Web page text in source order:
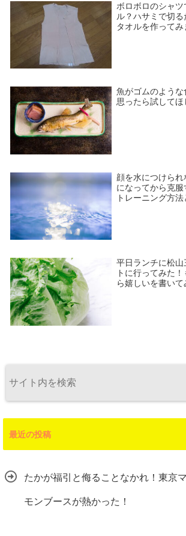
ボロボロのシャ
ル？ハサミで切
タオルを作ってみ
魚がゴムのような
思ったら試してほ
顔を水につけられ
になってから克
トレーニング方法
平日ランチに松
トに行ってみた
ら嬉しいを書いて
最近の投稿
たかが福引と侮ることなかれ！東京
モンブースが熱かった！